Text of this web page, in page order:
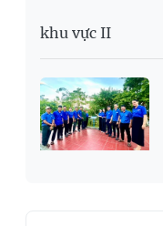
khu vực II